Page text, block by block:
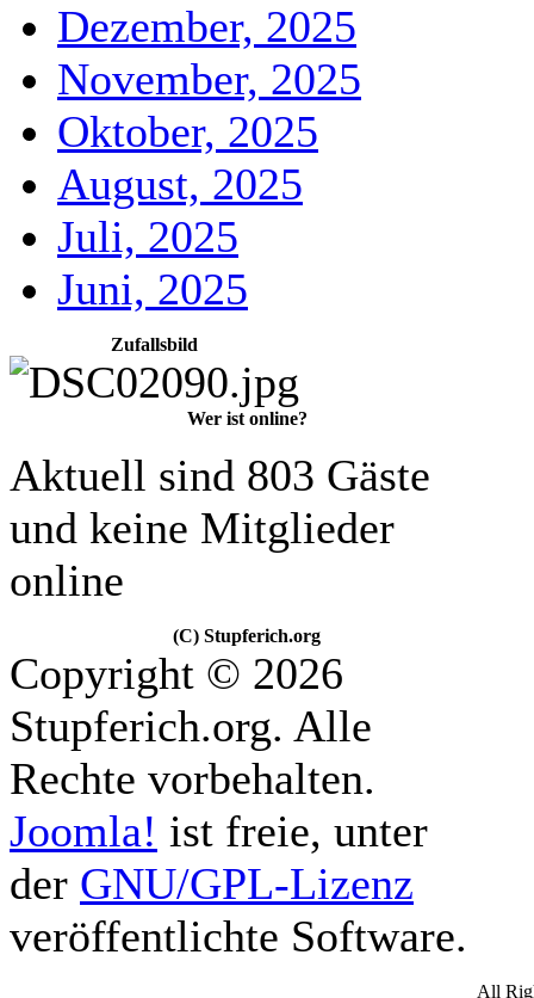
Dezember, 2025
November, 2025
Oktober, 2025
August, 2025
Juli, 2025
Juni, 2025
Zufallsbild
Wer ist online?
Aktuell sind 803 Gäste
und keine Mitglieder
online
(C) Stupferich.org
Copyright © 2026
Stupferich.org. Alle
Rechte vorbehalten.
Joomla! ist freie, unter
der GNU/GPL-Lizenz
veröffentlichte Software.
All